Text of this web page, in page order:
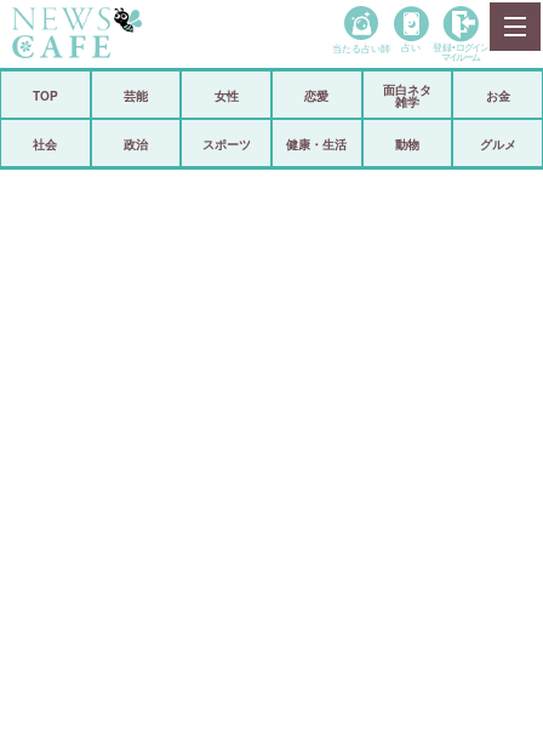
政治
当たる占い師 占い 登録• ログイン
マイルーム
TOP 芸能 女性 恋愛
面白ネタ
雑学
お金
社会 政治 スポーツ 健康・生活 動物 グルメ